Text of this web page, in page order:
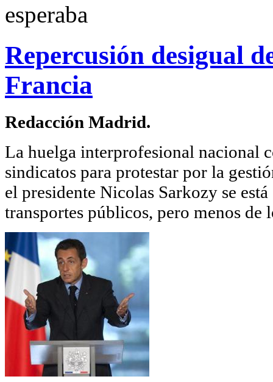
esperaba
Repercusión desigual
Francia
Redacción Madrid.
La huelga interprofesional nacional
sindicatos para protestar por la
el presidente Nicolas Sarkozy se
transportes públicos, pero menos